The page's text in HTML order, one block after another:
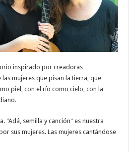
inspirado por creadoras
mujeres que pisan la tierra, que
piel, con el río como cielo, con la
"Adá, semilla y canción" es nuestra
sus mujeres. Las mujeres cantándose